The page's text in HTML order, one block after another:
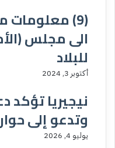
(9)
الى مجلس
للبلاد
أكتوبر 3, 2024
نيجيريا تؤكد
وتدعو إلى
يوليو 4, 2026